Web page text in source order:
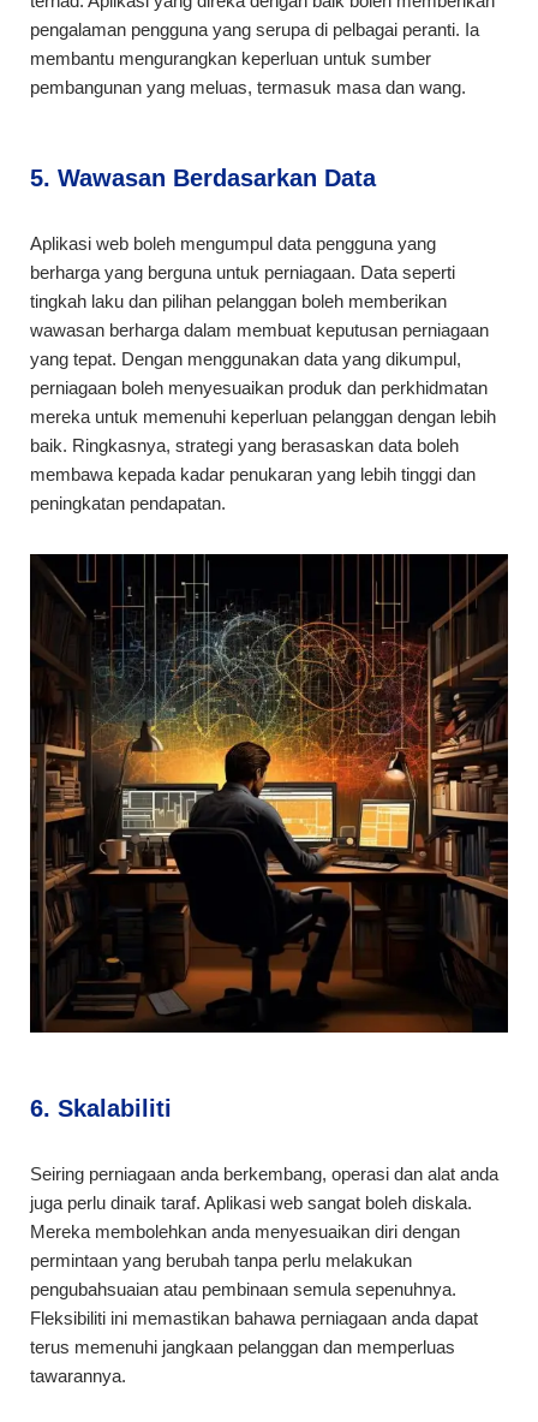
pengalaman pengguna yang serupa di pelbagai peranti. Ia
membantu mengurangkan keperluan untuk sumber
pembangunan yang meluas, termasuk masa dan wang.
5. Wawasan Berdasarkan Data
Aplikasi web boleh mengumpul data pengguna yang
berharga yang berguna untuk perniagaan. Data seperti
tingkah laku dan pilihan pelanggan boleh memberikan
wawasan berharga dalam membuat keputusan perniagaan
yang tepat. Dengan menggunakan data yang dikumpul,
perniagaan boleh menyesuaikan produk dan perkhidmatan
mereka untuk memenuhi keperluan pelanggan dengan lebih
baik. Ringkasnya, strategi yang berasaskan data boleh
membawa kepada kadar penukaran yang lebih tinggi dan
peningkatan pendapatan.
6. Skalabiliti
Seiring perniagaan anda berkembang, operasi dan alat anda
juga perlu dinaik taraf. Aplikasi web sangat boleh diskala.
Mereka membolehkan anda menyesuaikan diri dengan
permintaan yang berubah tanpa perlu melakukan
pengubahsuaian atau pembinaan semula sepenuhnya.
Fleksibiliti ini memastikan bahawa perniagaan anda dapat
terus memenuhi jangkaan pelanggan dan memperluas
tawarannya.